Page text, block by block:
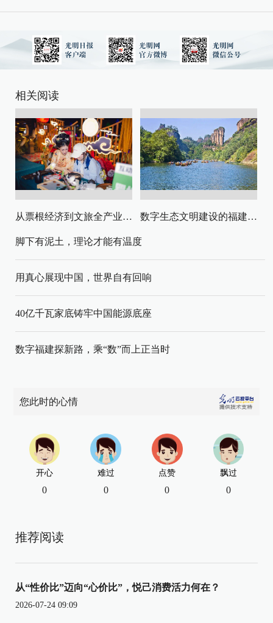
相关阅读
从票根经济到文旅全产业链升级 数字生态文明建设的福建路径与启示
脚下有泥土，理论才能有温度
用真心展现中国，世界自有回响
40亿千瓦家底铸牢中国能源底座
数字福建探新路，乘“数”而上正当时
您此时的心情
开心
0
难过
0
点赞
0
飘过
0
推荐阅读
从“性价比”迈向“心价比”，悦己消费活力何在？
2026-07-24 09:09